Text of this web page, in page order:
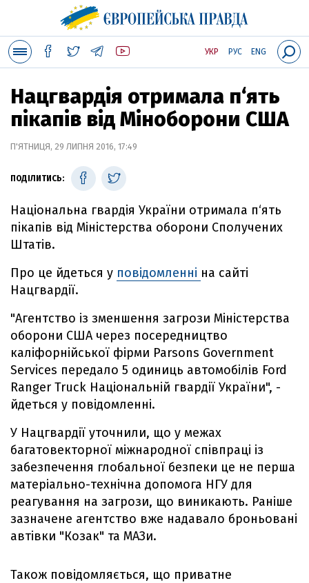
УКР РУС ENG
Нацгвардія отримала п‘ять
пікапів від Міноборони США
П'ЯТНИЦЯ, 29 ЛИПНЯ 2016, 17:49
ПОДІЛИТИСЬ:
Національна гвардія України отримала п‘ять
пікапів від Міністерства оборони Сполучених
Штатів.
Про це йдеться у повідомленні на сайті
Нацгвардії.
"Агентство із зменшення загрози Міністерства
оборони США через посередництво
каліфорнійської фірми Parsons Government
Services передало 5 одиниць автомобілів Ford
Ranger Truck Національній гвардії України", -
йдеться у повідомленні.
У Нацгвардії уточнили, що у межах
багатовекторної міжнародної співпраці із
забезпечення глобальної безпеки це не перша
матеріально-технічна допомога НГУ для
реагування на загрози, що виникають. Раніше
зазначене агентство вже надавало броньовані
автівки "Козак" та МАЗи.
Також повідомляється, що приватне